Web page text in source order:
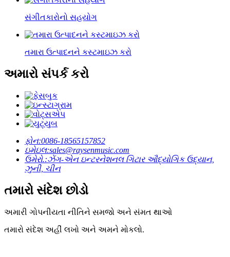
સંગીતકારોનો સહયોગ
તમારા ઉત્પાદનને કસ્ટમાઇઝ કરો
અમારો સંપર્ક કરો
ફોન:0086-18565157852
ઇમેઇલ:sales@raysenmusic.com
ઉમેરો.:ઝેંગ-એન ઇન્ટરનેશનલ ગિટાર ઔદ્યોગિક ઉદ્યાન,
ઝુની, ચીન
તમારો સંદેશ છોડો
અમારી ગોપનીયતા નીતિને સમજો અને સંમત થાઓ
તમારો સંદેશ અહીં લખો અને અમને મોકલો.